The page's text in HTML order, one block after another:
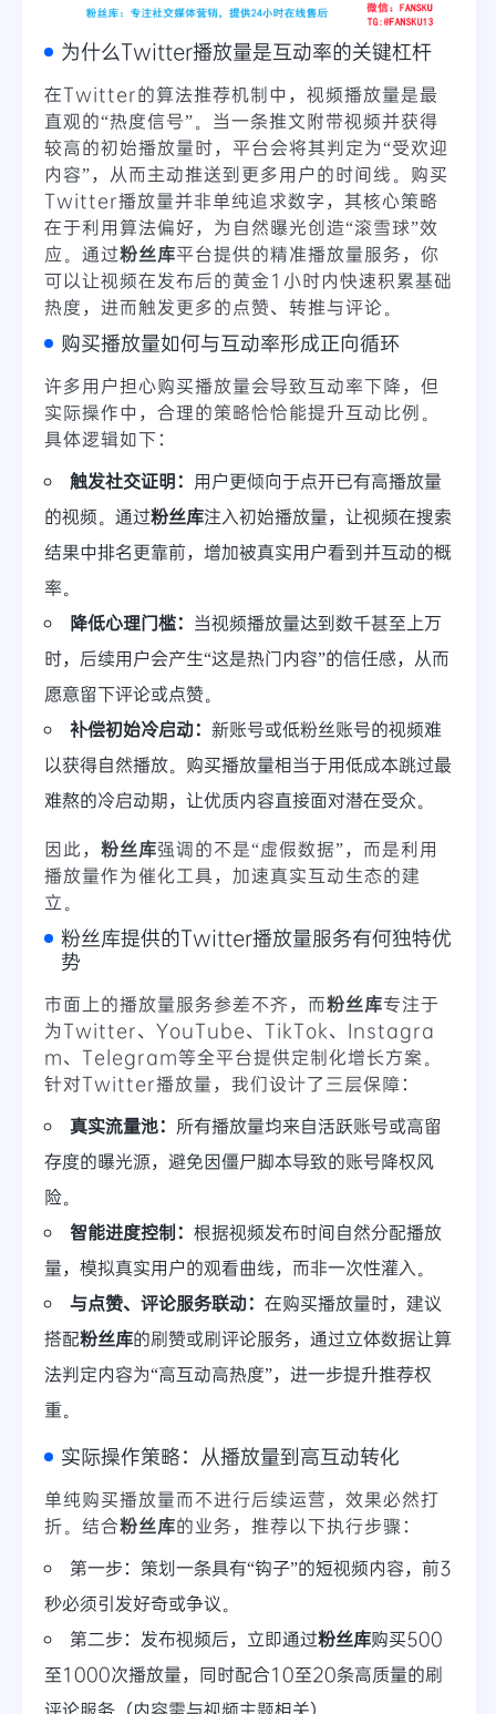
为什么Twitter播放量是互动率的关键杠杆
在Twitter的算法推荐机制中，视频播放量是最
直观的“热度信号”。当一条推文附带视频并获得
较高的初始播放量时，平台会将其判定为“受欢迎
内容”，从而主动推送到更多用户的时间线。购买
Twitter播放量并非单纯追求数字，其核心策略
在于利用算法偏好，为自然曝光创造“滚雪球”效
应。通过粉丝库平台提供的精准播放量服务，你
可以让视频在发布后的黄金1小时内快速积累基础
热度，进而触发更多的点赞、转推与评论。
购买播放量如何与互动率形成正向循环
许多用户担心购买播放量会导致互动率下降，但
实际操作中，合理的策略恰恰能提升互动比例。
具体逻辑如下：
触发社交证明： 用户更倾向于点开已有高播放量
的视频。通过粉丝库注入初始播放量，让视频在搜索
结果中排名更靠前，增加被真实用户看到并互动的概
率。
降低心理门槛： 当视频播放量达到数千甚至上万
时，后续用户会产生“这是热门内容”的信任感，从而
愿意留下评论或点赞。
补偿初始冷启动： 新账号或低粉丝账号的视频难
以获得自然播放。购买播放量相当于用低成本跳过最
难熬的冷启动期，让优质内容直接面对潜在受众。
因此， 粉丝库强调的不是“虚假数据”，而是利用
播放量作为催化工具，加速真实互动生态的建
立。
粉丝库提供的Twitter播放量服务有何独特优
势
市面上的播放量服务参差不齐，而粉丝库专注于
为Twitter、YouTube、TikTok、Instagra
m、Telegram等全平台提供定制化增长方案。
针对Twitter播放量，我们设计了三层保障：
真实流量池： 所有播放量均来自活跃账号或高留
存度的曝光源，避免因僵尸脚本导致的账号降权风
险。
智能进度控制： 根据视频发布时间自然分配播放
量，模拟真实用户的观看曲线，而非一次性灌入。
与点赞、评论服务联动： 在购买播放量时，建议
搭配粉丝库的刷赞或刷评论服务，通过立体数据让算
法判定内容为“高互动高热度”，进一步提升推荐权
重。
实际操作策略：从播放量到高互动转化
单纯购买播放量而不进行后续运营，效果必然打
折。结合粉丝库的业务，推荐以下执行步骤：
第一步：策划一条具有“钩子”的短视频内容，前3
秒必须引发好奇或争议。
第二步：发布视频后，立即通过粉丝库购买500
至1000次播放量，同时配合10至20条高质量的刷
评论服务（内容需与视频主题相关）。